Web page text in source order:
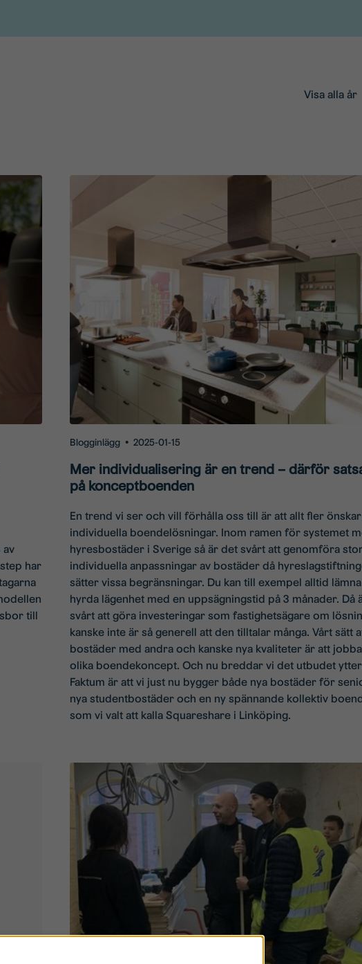
År
av
har
till
Blogginlägg • 2025-01-15
Mer individualisering är en trend – därför
på konceptboenden
En trend vi ser och vill förhålla oss till är att allt fler
individuella boendelösningar. Inom ramen för systemet
hyresbostäder i Sverige så är det svårt att genomföra
individuella anpassningar av bostäder då
sätter vissa begränsningar. Du kan till exempel alltid
hyrda lägenhet med en uppsägningstid på 3 månader. Då
svårt att göra investeringar som fastighetsägare om
kanske inte är så generell att den tilltalar många. Vårt sätt
bostäder med andra och kanske nya kvaliteter är att
olika boendekoncept. Och nu breddar vi det utbudet
Faktum är att vi just nu bygger både nya bostäder för
nya studentbostäder och en ny spännande kollektiv
som vi valt att kalla Squareshare i Linköping.